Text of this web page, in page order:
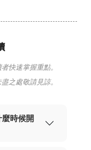
快速掌握重點。
之處敬請見諒。
時候開